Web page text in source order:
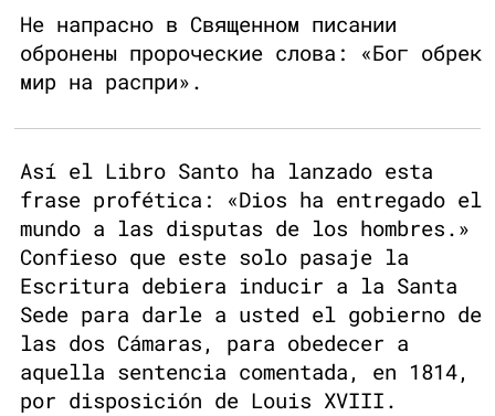
Не напрасно в Священном писании
обронены пророческие слова: «Бог обрек
мир на распри».
Así el Libro Santo ha lanzado esta
frase profética: «Dios ha entregado el
mundo a las disputas de los hombres.»
Confieso que este solo pasaje la
Escritura debiera inducir a la Santa
Sede para darle a usted el gobierno de
las dos Cámaras, para obedecer a
aquella sentencia comentada, en 1814,
por disposición de Louis XVIII.